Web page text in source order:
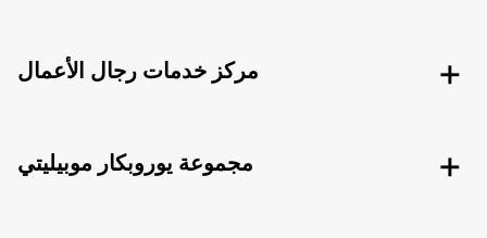
مركز خدمات رجال الأعمال
مجموعة يوروبكار موبيليتي